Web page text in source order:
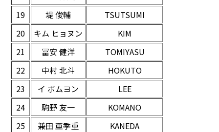
19
堤 俊輔
TSUTSUMI
20
キム ヒョヌン
KIM
21
冨安 健洋
TOMIYASU
22
中村 北斗
HOKUTO
23
イ ボムヨン
LEE
24
駒野 友一
KOMANO
25
兼田 亜季重
KANEDA